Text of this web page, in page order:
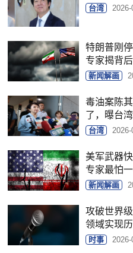
台湾 2026-
特朗普刚
专家揭背
新闻解画
毒油案陈
了，曝台
台湾
美军武器
专家最怕
新闻解画
攻破世界
领域实现
时事